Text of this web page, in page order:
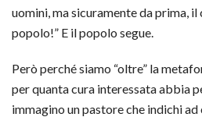
uomini, ma sicuramente da prima, il
popolo!” E il popolo segue.
Però perché siamo “oltre” la
per quanta cura interessata abbia
immagino un pastore che indichi